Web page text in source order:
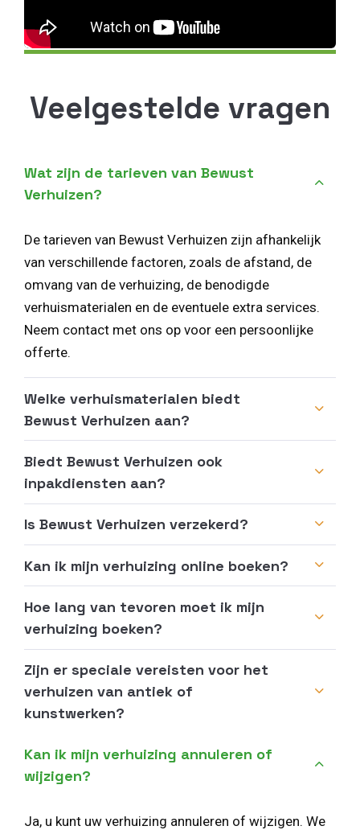
Veelgestelde vragen
Wat zijn de tarieven van Bewust
Verhuizen?
De tarieven van Bewust Verhuizen zijn afhankelijk
van verschillende factoren, zoals de afstand, de
omvang van de verhuizing, de benodigde
verhuismaterialen en de eventuele extra services.
Neem contact met ons op voor een persoonlijke
offerte.
Welke verhuismaterialen biedt
Bewust Verhuizen aan?
Biedt Bewust Verhuizen ook
inpakdiensten aan?
Is Bewust Verhuizen verzekerd?
Kan ik mijn verhuizing online boeken?
Hoe lang van tevoren moet ik mijn
verhuizing boeken?
Zijn er speciale vereisten voor het
verhuizen van antiek of
kunstwerken?
Kan ik mijn verhuizing annuleren of
wijzigen?
Ja, u kunt uw verhuizing annuleren of wijzigen. We